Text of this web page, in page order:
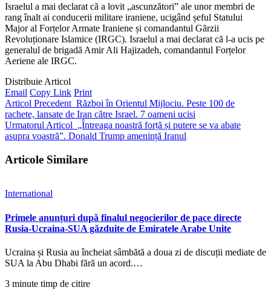
Israelul a mai declarat că a lovit „ascunzători” ale unor membri de
rang înalt ai conducerii militare iraniene, ucigând șeful Statului
Major al Forțelor Armate Iraniene și comandantul Gărzii
Revoluționare Islamice (IRGC). Israelul a mai declarat că l-a ucis pe
generalul de brigadă Amir Ali Hajizadeh, comandantul Forțelor
Aeriene ale IRGC.
Distribuie Articol
Email Copy Link Print
Articol Precedent Război în Orientul Mijlociu. Peste 100 de
rachete, lansate de Iran către Israel. 7 oameni ucisi
Urmatorul Articol „Întreaga noastră forță și putere se va abate
asupra voastră”. Donald Trump amenință Iranul
Articole Similare
International
Primele anunțuri după finalul negocierilor de pace directe
Rusia-Ucraina-SUA găzduite de Emiratele Arabe Unite
Ucraina și Rusia au încheiat sâmbătă a doua zi de discuții mediate de
SUA la Abu Dhabi fără un acord.…
3 minute timp de citire